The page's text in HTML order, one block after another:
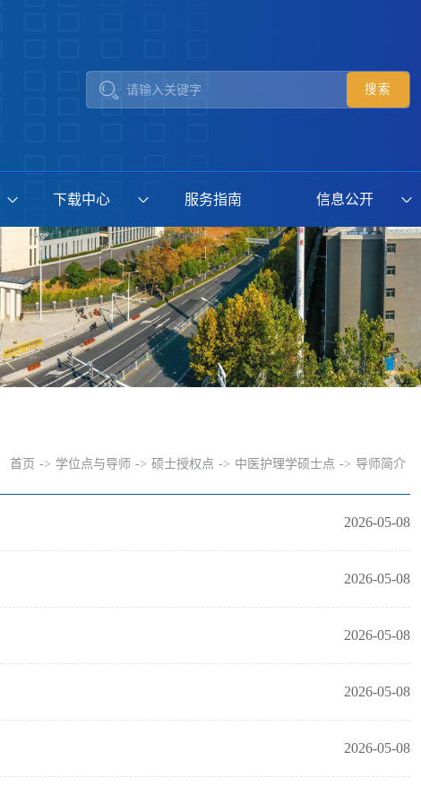
下载中心 服务指南 信息公开
首页 -> 学位点与导师 -> 硕士授权点 -> 中医护理学硕士点 -> 导师简介
2026-05-08
2026-05-08
2026-05-08
2026-05-08
2026-05-08